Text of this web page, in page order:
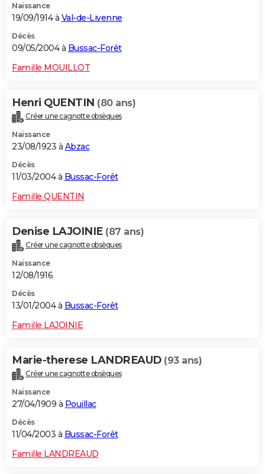
Naissance
19/09/1914 à Val-de-Livenne
Décès
09/05/2004 à Bussac-Forêt
Famille MOUILLOT
Henri QUENTIN (80 ans)
Créer une cagnotte obsèques
Naissance
23/08/1923 à Abzac
Décès
11/03/2004 à Bussac-Forêt
Famille QUENTIN
Denise LAJOINIE (87 ans)
Créer une cagnotte obsèques
Naissance
12/08/1916
Décès
13/01/2004 à Bussac-Forêt
Famille LAJOINIE
Marie-therese LANDREAUD (93 ans)
Créer une cagnotte obsèques
Naissance
27/04/1909 à Pouillac
Décès
11/04/2003 à Bussac-Forêt
Famille LANDREAUD